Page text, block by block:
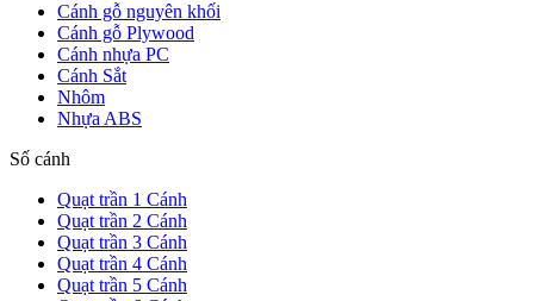
Cánh gỗ nguyên khối
Cánh gỗ Plywood
Cánh nhựa PC
Cánh Sắt
Nhôm
Nhựa ABS
Số cánh
Quạt trần 1 Cánh
Quạt trần 2 Cánh
Quạt trần 3 Cánh
Quạt trần 4 Cánh
Quạt trần 5 Cánh